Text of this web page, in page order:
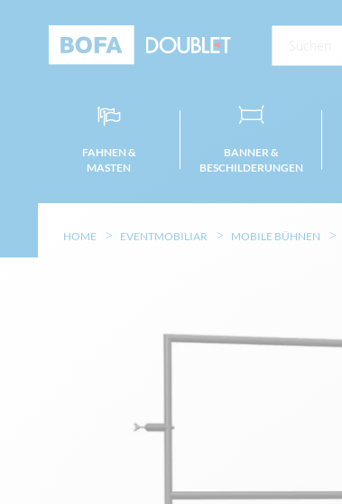
FAHNEN &
MASTEN
BANNER &
BESCHILDERUNGEN
HOME EVENTMOBILIAR MOBILE BÜHNEN